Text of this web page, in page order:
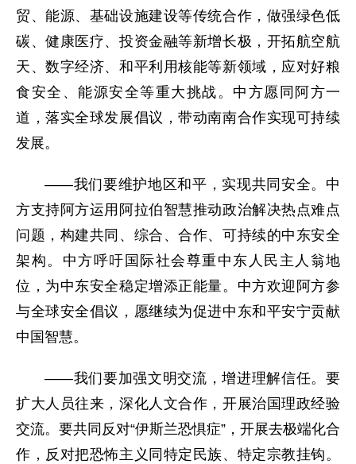
贸、能源、基础设施建设等传统合作，做强绿色低
碳、健康医疗、投资金融等新增长极，开拓航空航
天、数字经济、和平利用核能等新领域，应对好粮
食安全、能源安全等重大挑战。中方愿同阿方一
道，落实全球发展倡议，带动南南合作实现可持续
发展。
——我们要维护地区和平，实现共同安全。中
方支持阿方运用阿拉伯智慧推动政治解决热点难点
问题，构建共同、综合、合作、可持续的中东安全
架构。中方呼吁国际社会尊重中东人民主人翁地
位，为中东安全稳定增添正能量。中方欢迎阿方参
与全球安全倡议，愿继续为促进中东和平安宁贡献
中国智慧。
——我们要加强文明交流，增进理解信任。要
扩大人员往来，深化人文合作，开展治国理政经验
交流。要共同反对“伊斯兰恐惧症”，开展去极端化合
作，反对把恐怖主义同特定民族、特定宗教挂钩。